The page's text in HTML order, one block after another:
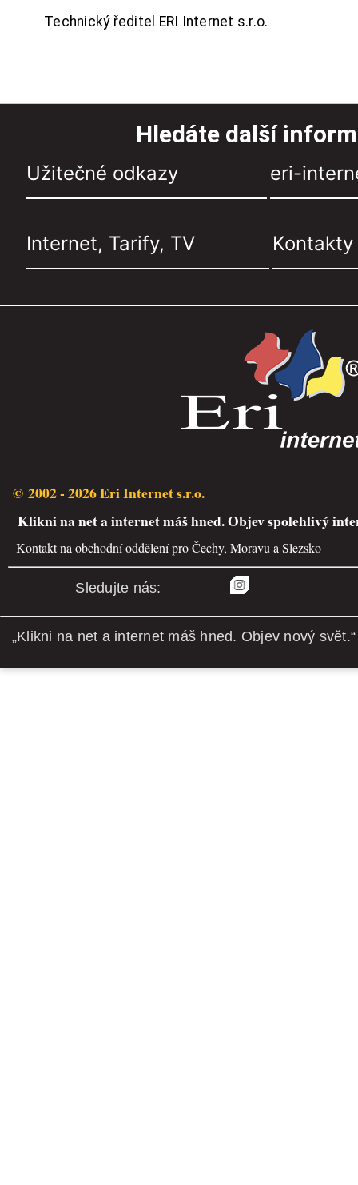
Technický ředitel ERI Internet s.r.o.
Hledáte další
Užitečné odkazy eri-
Internet, Tarify, TV Kontakty
© 2002 - 2026 Eri Internet s.r.o.
Klikni na net a internet máš hned. Objev spolehlivý
Kontakt na obchodní oddělení pro Čechy, Moravu a Slezsko
Sledujte nás:
„Klikni na net a internet máš hned. Objev nový svět.“